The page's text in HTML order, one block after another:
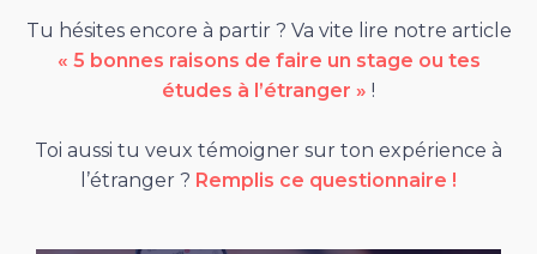
Tu hésites encore à partir ? Va vite lire notre article
« 5 bonnes raisons de faire un stage ou tes
études à l’étranger » !
Toi aussi tu veux témoigner sur ton expérience à
l’étranger ? Remplis ce questionnaire !